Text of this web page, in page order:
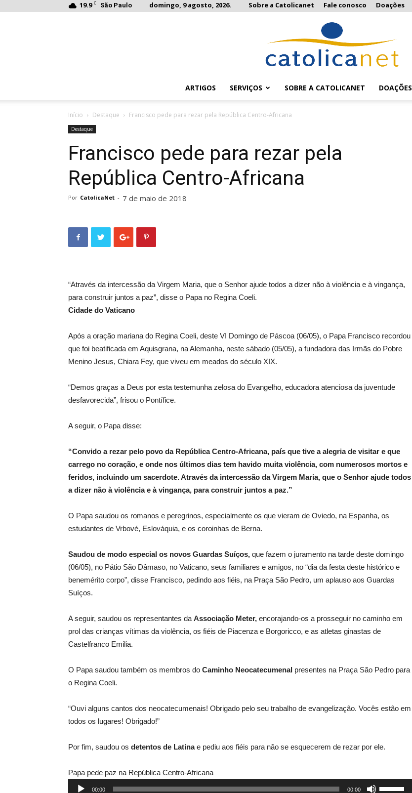
19.9 C São Paulo domingo, 9 agosto, 2026. Sobre a Catolicanet Fale conosco Doações
ARTIGOS SERVIÇOS SOBRE A CATOLICANET DOAÇÕES
Início Destaque Francisco pede para rezar pela República Centro-Africana
Destaque
Francisco pede para rezar pela
República Centro-Africana
Por CatolicaNet - 7 de maio de 2018
“Através da intercessão da Virgem Maria, que o Senhor ajude todos a dizer não à violência e à vingança,
para construir juntos a paz”, disse o Papa no Regina Coeli.
Cidade do Vaticano
Após a oração mariana do Regina Coeli, deste VI Domingo de Páscoa (06/05), o Papa Francisco recordou
que foi beatificada em Aquisgrana, na Alemanha, neste sábado (05/05), a fundadora das Irmãs do Pobre
Menino Jesus, Chiara Fey, que viveu em meados do século XIX.
“Demos graças a Deus por esta testemunha zelosa do Evangelho, educadora atenciosa da juventude
desfavorecida”, frisou o Pontífice.
A seguir, o Papa disse:
“Convido a rezar pelo povo da República Centro-Africana, país que tive a alegria de visitar e que
carrego no coração, e onde nos últimos dias tem havido muita violência, com numerosos mortos e
feridos, incluindo um sacerdote. Através da intercessão da Virgem Maria, que o Senhor ajude todos
a dizer não à violência e à vingança, para construir juntos a paz.”
O Papa saudou os romanos e peregrinos, especialmente os que vieram de Oviedo, na Espanha, os
estudantes de Vrbové, Eslováquia, e os coroinhas de Berna.
Saudou de modo especial os novos Guardas Suíços, que fazem o juramento na tarde deste domingo
(06/05), no Pátio São Dâmaso, no Vaticano, seus familiares e amigos, no “dia da festa deste histórico e
benemérito corpo”, disse Francisco, pedindo aos fiéis, na Praça São Pedro, um aplauso aos Guardas
Suíços.
A seguir, saudou os representantes da Associação Meter, encorajando-os a prosseguir no caminho em
prol das crianças vítimas da violência, os fiéis de Piacenza e Borgoricco, e as atletas ginastas de
Castelfranco Emilia.
O Papa saudou também os membros do Caminho Neocatecumenal presentes na Praça São Pedro para
o Regina Coeli.
“Ouvi alguns cantos dos neocatecumenais! Obrigado pelo seu trabalho de evangelização. Vocês estão em
todos os lugares! Obrigado!”
Por fim, saudou os detentos de Latinae pediu aos fiéis para não se esquecerem de rezar por ele.
Papa pede paz na República Centro-Africana
Tocador
00:00 00:00